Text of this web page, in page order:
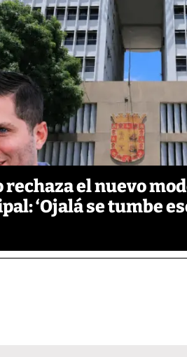
el nuevo
‘Ojalá se tumbe